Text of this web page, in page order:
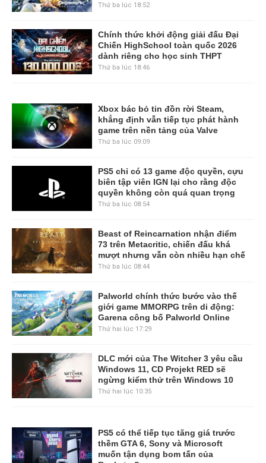
Thứ ba lúc 18:52
Chính thức khởi động giải đấu Đại
Chiến HighSchool toàn quốc 2026
dành riêng cho học sinh THPT
Thứ ba lúc 18:46
Xbox bác bỏ tin đồn rời Steam,
khẳng định vẫn tiếp tục phát hành
game trên nền tảng của Valve
Thứ ba lúc 09:09
PS5 chỉ có 13 game độc quyền, cựu
biên tập viên IGN lại cho rằng độc
quyền không còn quá quan trọng
Thứ ba lúc 08:54
Beast of Reincarnation nhận điểm
73 trên Metacritic, chiến đấu khá
mượt nhưng vẫn còn nhiều hạn chế
Thứ ba lúc 08:44
Palworld chính thức bước vào thế
giới game MMORPG trên di động:
Garena công bố Palworld Online
Thứ hai lúc 17:29
DLC mới của The Witcher 3 yêu cầu
Windows 11, CD Projekt RED sẽ
ngừng kiểm thử trên Windows 10
Thứ hai lúc 10:35
PS5 có thể tiếp tục tăng giá trước
thềm GTA 6, Sony và Microsoft
muốn tận dụng bom tấn của